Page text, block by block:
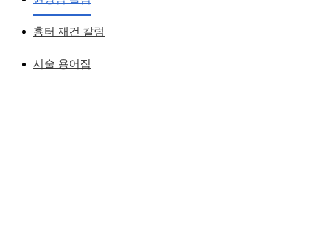
흉터 재건 칼럼
시술 용어집